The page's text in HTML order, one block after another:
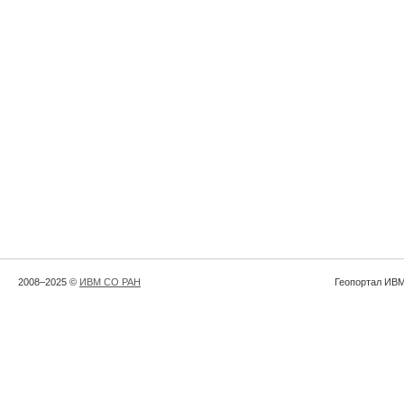
2008–2025 © ИВМ СО РАН Геопортал